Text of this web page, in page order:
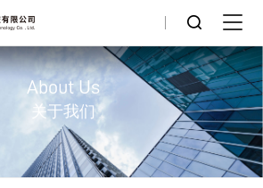
About Us
关于我们